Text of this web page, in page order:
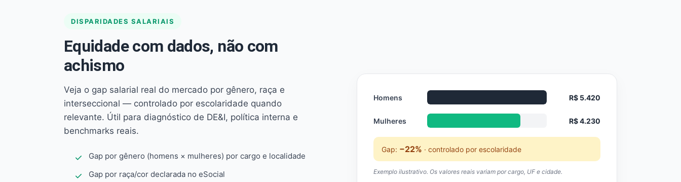
DISPARIDADES SALARIAIS
Equidade com dados, não com
achismo
Veja o gap salarial real do mercado por gênero, raça e
interseccional — controlado por escolaridade quando
relevante. Útil para diagnóstico de DE&I, política interna e
benchmarks reais.
Gap por gênero (homens × mulheres) por cargo e localidade
Gap por raça/cor declarada no eSocial
Homens R$ 5.420
Mulheres R$ 4.230
Gap: −22% · controlado por escolaridade
Exemplo ilustrativo. Os valores reais variam por cargo, UF e cidade.